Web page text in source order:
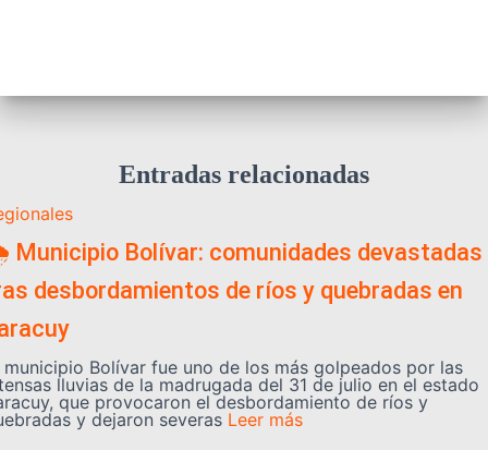
Entradas relacionadas
Bolívar: comunidades devastadas
desbordamientos de ríos y quebradas en
municipio Bolívar fue uno de los más golpeados por las
lluvias de la madrugada del 31 de julio en el estado
que provocaron el desbordamiento de ríos y
y dejaron severas Leer más